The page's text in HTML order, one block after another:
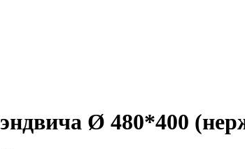
Ø 480*400